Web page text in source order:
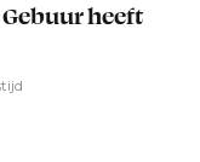
heeft